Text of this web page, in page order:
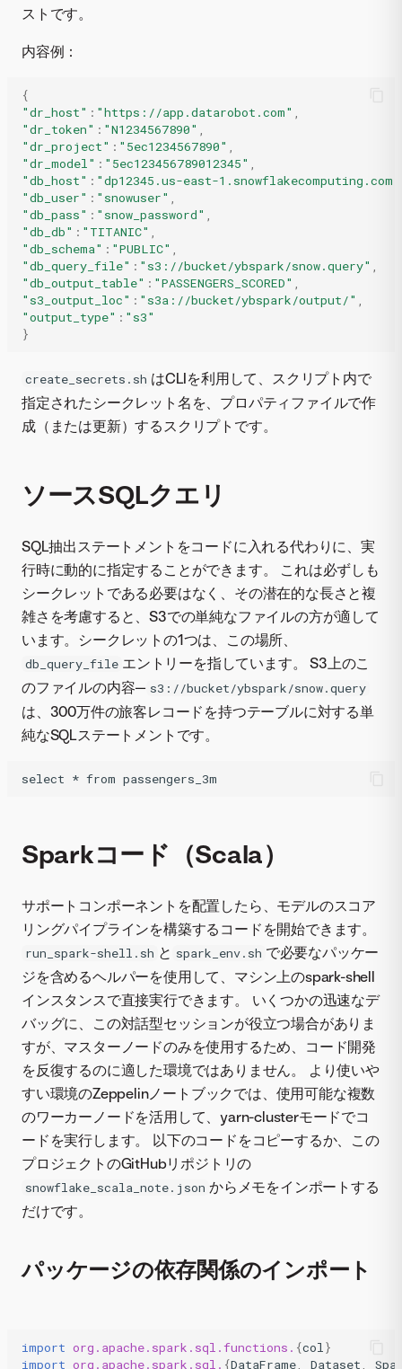
ストです。
内容例：
{
"dr_host" : "https://app.datarobot.com" ,
"dr_token" : "N1234567890" ,
"dr_project" : "5ec1234567890" ,
"dr_model" : "5ec123456789012345" ,
"db_host" : "dp12345.us-east-1.snowflakecomputing.com"
"db_user" : "snowuser" ,
"db_pass" : "snow_password" ,
"db_db" : "TITANIC" ,
"db_schema" : "PUBLIC" ,
"db_query_file" : "s3://bucket/ybspark/snow.query" ,
"db_output_table" : "PASSENGERS_SCORED" ,
"s3_output_loc" : "s3a://bucket/ybspark/output/" ,
"output_type" : "s3"
}
create_secrets.sh はCLIを利用して、スクリプト内で
指定されたシークレット名を、プロパティファイルで作
成（または更新）するスクリプトです。
ソースSQLクエリ
SQL抽出ステートメントをコードに入れる代わりに、実
行時に動的に指定することができます。 これは必ずしも
シークレットである必要はなく、その潜在的な長さと複
雑さを考慮すると、S3での単純なファイルの方が適して
います。シークレットの1つは、この場所、
db_query_file エントリーを指しています。 S3上のこ
のファイルの内容— s3://bucket/ybspark/snow.query
は、300万件の旅客レコードを持つテーブルに対する単
純なSQLステートメントです。
Sparkコード（Scala）
サポートコンポーネントを配置したら、モデルのスコア
リングパイプラインを構築するコードを開始できます。
run_spark-shell.sh と spark_env.sh で必要なパッケー
ジを含めるヘルパーを使用して、マシン上のspark-shell
インスタンスで直接実行できます。 いくつかの迅速なデ
バッグに、この対話型セッションが役立つ場合がありま
すが、マスターノードのみを使用するため、コード開発
を反復するのに適した環境ではありません。 より使いや
すい環境のZeppelinノートブックでは、使用可能な複数
のワーカーノードを活用して、yarn-clusterモードでコ
ードを実行します。 以下のコードをコピーするか、この
プロジェクトのGitHubリポジトリの
snowflake_scala_note.json からメモをインポートする
だけです。
パッケージの依存関係のインポート
import org.apache.spark.sql.functions. {col}
import org.apache.spark.sql. {DataFrame, Dataset,